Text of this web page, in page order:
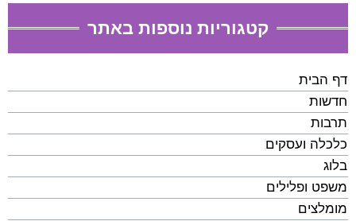
קטגוריות נוספות באתר
דף הבית
חדשות
תרבות
כלכלה ועסקים
בלוג
משפט ופלילים
מומלצים